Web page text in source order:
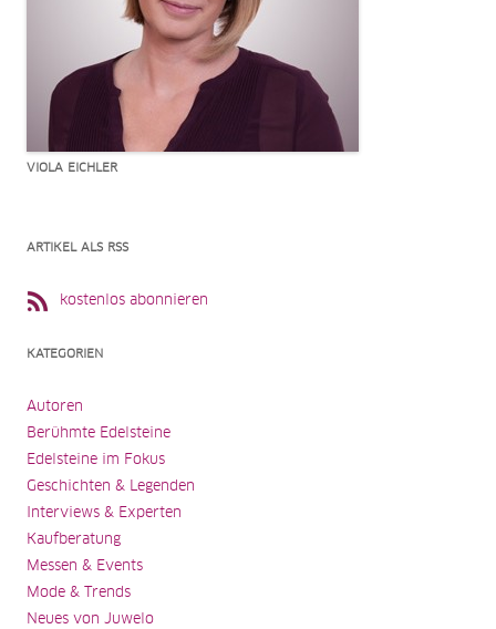
VIOLA EICHLER
ARTIKEL ALS RSS
kostenlos abonnieren
KATEGORIEN
Autoren
Berühmte Edelsteine
Edelsteine im Fokus
Geschichten & Legenden
Interviews & Experten
Kaufberatung
Messen & Events
Mode & Trends
Neues von Juwelo